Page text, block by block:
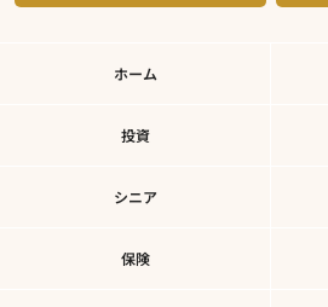
ホーム
投資
シニア
保険